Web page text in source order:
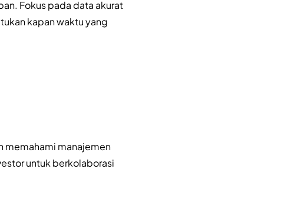
Fokus pada data akurat
kapan waktu yang
memahami manajemen
untuk berkolaborasi